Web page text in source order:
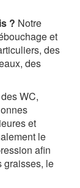
? Notre
et
des
des
WC,
et
le
afin
graisses, le